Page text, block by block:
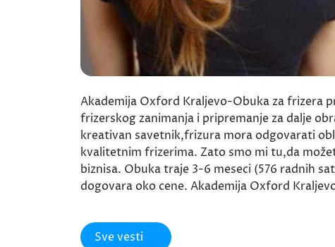
Akademija Oxford Kraljevo-Obuka za frizera
frizerskog zanimanja i pripremanje za dalje
kreativan savetnik,frizura mora odgovarati
kvalitetnim frizerima. Zato smo mi tu,da
biznisa. Obuka traje 3-6 meseci (576 radnih
dogovara oko cene. Akademija Oxford
Sve vesti